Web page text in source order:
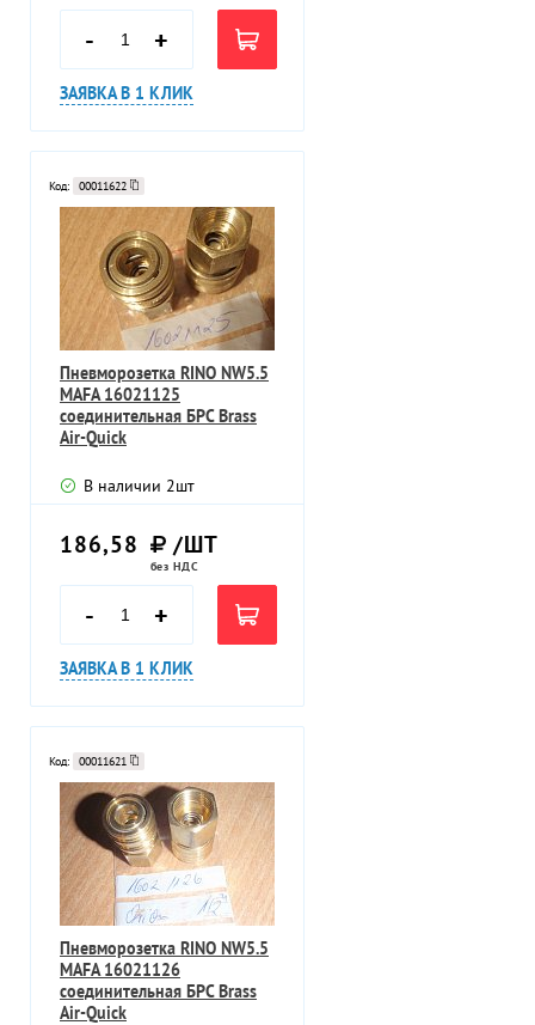
- +
ЗАЯВКА В 1 КЛИК
Код: 00011622
Пневморозетка RINO NW5.5
MAFA 16021125
соединительная БРС Brass
Air-Quick
В наличии 2шт
186,58 /ШТ
без НДС
- +
ЗАЯВКА В 1 КЛИК
Код: 00011621
Пневморозетка RINO NW5.5
MAFA 16021126
соединительная БРС Brass
Air-Quick